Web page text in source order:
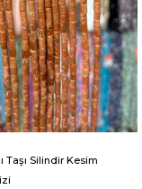
Taşı Silindir Kesim